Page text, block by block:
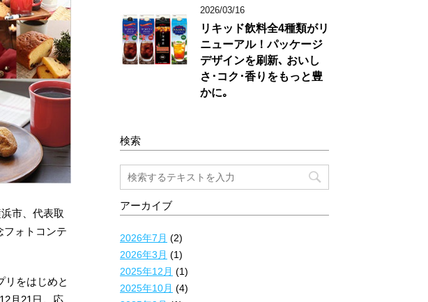
市、代表取
フォトコンテ
リをはじめと
月21日。応
2026/03/16
リキッド飲料全4種類がリ
ニューアル！パッケージ
デザインを刷新､ おいし
さ･コク･香りをもっと豊
かに｡
検索
アーカイブ
2026年7月 (2)
2026年3月 (1)
2025年12月 (1)
2025年10月 (4)